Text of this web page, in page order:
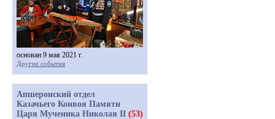
основан 9 мая 2021 г.
Другие события
Апшеронский отдел
Казачьего Конвоя Памяти
Царя Мученика Николая II (53)